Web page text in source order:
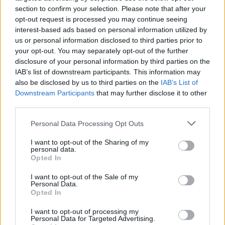
section to confirm your selection. Please note that after your
opt-out request is processed you may continue seeing
interest-based ads based on personal information utilized by
us or personal information disclosed to third parties prior to
your opt-out. You may separately opt-out of the further
disclosure of your personal information by third parties on the
IAB’s list of downstream participants. This information may
also be disclosed by us to third parties on the IAB’s List of
Downstream Participants that may further disclose it to other
Personal Data Processing Opt Outs
I want to opt-out of the Sharing of my
personal data.
Opted In
I want to opt-out of the Sale of my
Personal Data.
Opted In
I want to opt-out of processing my
Personal Data for Targeted Advertising.
GOSSIP SPECIALS
Δημήτρης Παπαμιχαήλ: Ο έρωτας, οι
ρόλοι και οι πληγές του ανθρώπου
πίσω από τον μεγάλο πρωταγωνιστή
βρίσκεται σήμερα η πρώτη
SHOWBIZ
Ρίκα Διαλυνά: Η διεθνής Ελληνίδα
που κατέκτησε τα πλατό, τα
καλλιστεία και τις καρδιές μας
Ο «ροκ σταρ» Φίλιππος Μιχόπουλος έγινε 44: Το
ποστ της Ευριπίδου και η φωτογραφία με τα παιδιά